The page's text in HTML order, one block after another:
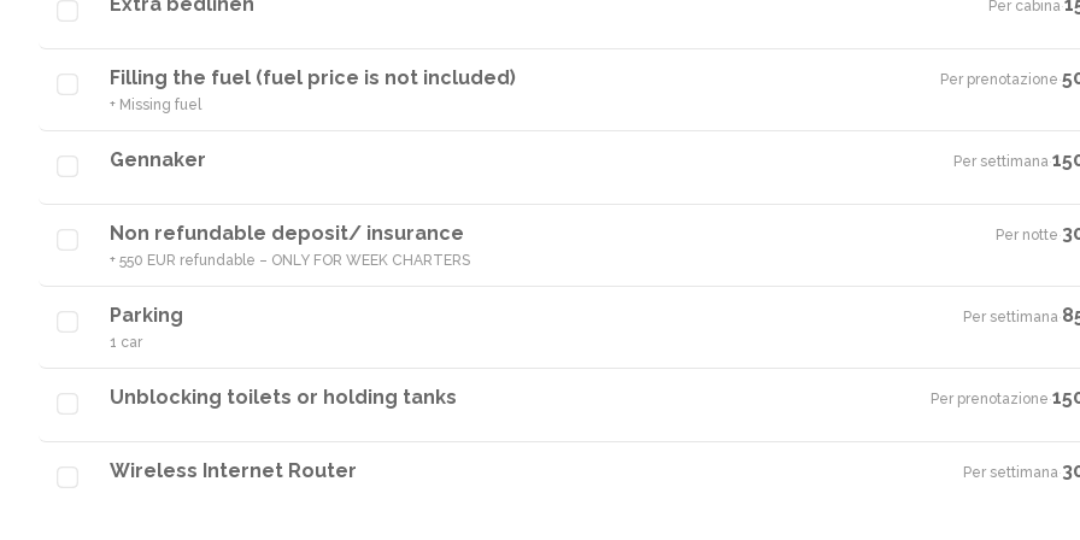
Per cabina·
Filling the fuel (fuel price is not included)
+ Missing fuel
Per prenotazione·
Gennaker Per settimana·
Non refundable deposit/ insurance
+ 550 EUR refundable – ONLY FOR WEEK CHARTERS
Per notte·
Parking
1 car
Per settimana·
Unblocking toilets or holding tanks Per prenotazione·
Wireless Internet Router Per settimana·